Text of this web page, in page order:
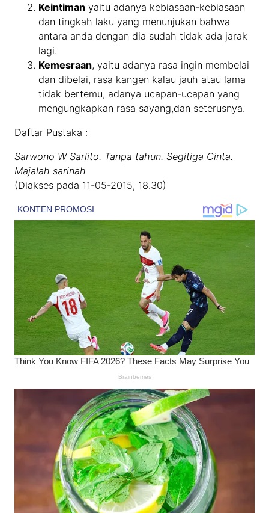
Keintiman yaitu adanya kebiasaan-kebiasaan
dan tingkah laku yang menunjukan bahwa
antara anda dengan dia sudah tidak ada jarak
lagi.
Kemesraan, yaitu adanya rasa ingin membelai
dan dibelai, rasa kangen kalau jauh atau lama
tidak bertemu, adanya ucapan-ucapan yang
mengungkapkan rasa sayang,dan seterusnya.
Daftar Pustaka :
Sarwono W Sarlito. Tanpa tahun. Segitiga Cinta.
Majalah sarinah
(Diakses pada 11-05-2015, 18.30)